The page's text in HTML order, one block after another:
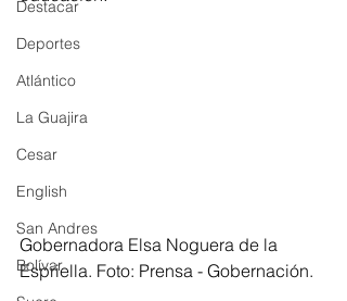
Destacar
Deportes
Atlántico
La Guajira
Cesar
English
San Andres
Bolívar
Gobernadora Elsa Noguera de la
Espriella. Foto: Prensa - Gobernación.